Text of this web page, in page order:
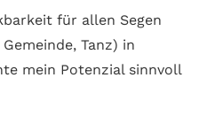
für allen Segen
Tanz) in
mein Potenzial sinnvoll